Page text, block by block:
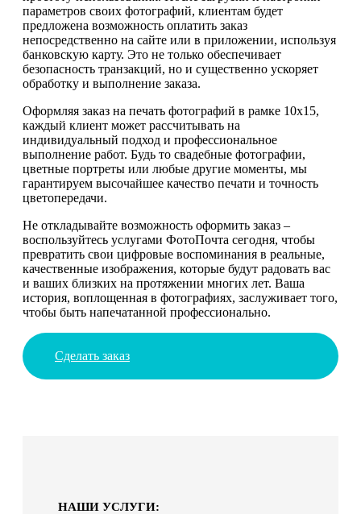
параметров своих фотографий, клиентам будет
предложена возможность оплатить заказ
непосредственно на сайте или в приложении, используя
банковскую карту. Это не только обеспечивает
безопасность транзакций, но и существенно ускоряет
обработку и выполнение заказа.
Оформляя заказ на печать фотографий в рамке 10х15,
каждый клиент может рассчитывать на
индивидуальный подход и профессиональное
выполнение работ. Будь то свадебные фотографии,
цветные портреты или любые другие моменты, мы
гарантируем высочайшее качество печати и точность
цветопередачи.
Не откладывайте возможность оформить заказ –
воспользуйтесь услугами ФотоПочта сегодня, чтобы
превратить свои цифровые воспоминания в реальные,
качественные изображения, которые будут радовать вас
и ваших близких на протяжении многих лет. Ваша
история, воплощенная в фотографиях, заслуживает того,
чтобы быть напечатанной профессионально.
Сделать заказ
НАШИ УСЛУГИ: